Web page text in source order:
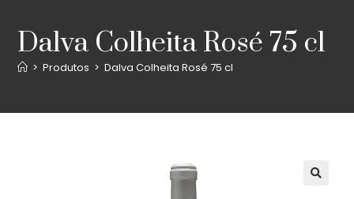
Dalva Colheita Rosé 75 cl
> Produtos > Dalva Colheita Rosé 75 cl